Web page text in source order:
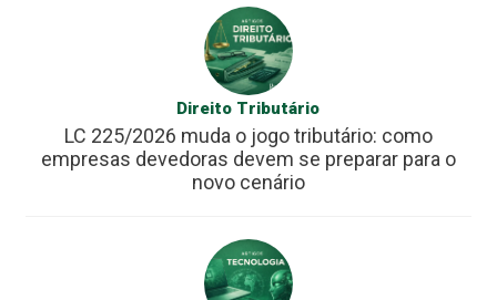
Direito Tributário
LC 225/2026 muda o jogo tributário: como
empresas devedoras devem se preparar para o
novo cenário